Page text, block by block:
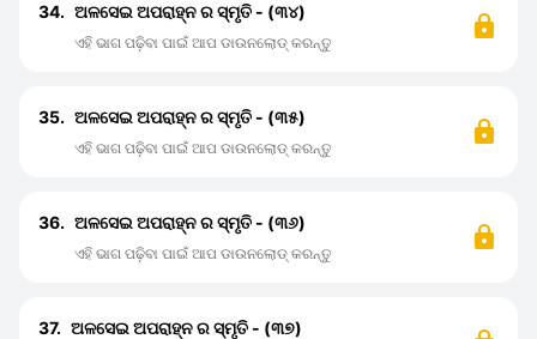
34. ଅଳସେଇ ଅପରାହ୍ନ ର ସ୍ମୃତି - (୩୪)
ଏହି ଭାଗ ପଢ଼ିବା ପାଇଁ ଆପ ଡାଉନଲୋଡ୍ କରନ୍ତୁ
35. ଅଳସେଇ ଅପରାହ୍ନ ର ସ୍ମୃତି - (୩୫)
ଏହି ଭାଗ ପଢ଼ିବା ପାଇଁ ଆପ ଡାଉନଲୋଡ୍ କରନ୍ତୁ
36. ଅଳସେଇ ଅପରାହ୍ନ ର ସ୍ମୃତି - (୩୬)
ଏହି ଭାଗ ପଢ଼ିବା ପାଇଁ ଆପ ଡାଉନଲୋଡ୍ କରନ୍ତୁ
37. ଅଳସେଇ ଅପରାହ୍ନ ର ସ୍ମୃତି - (୩୭)